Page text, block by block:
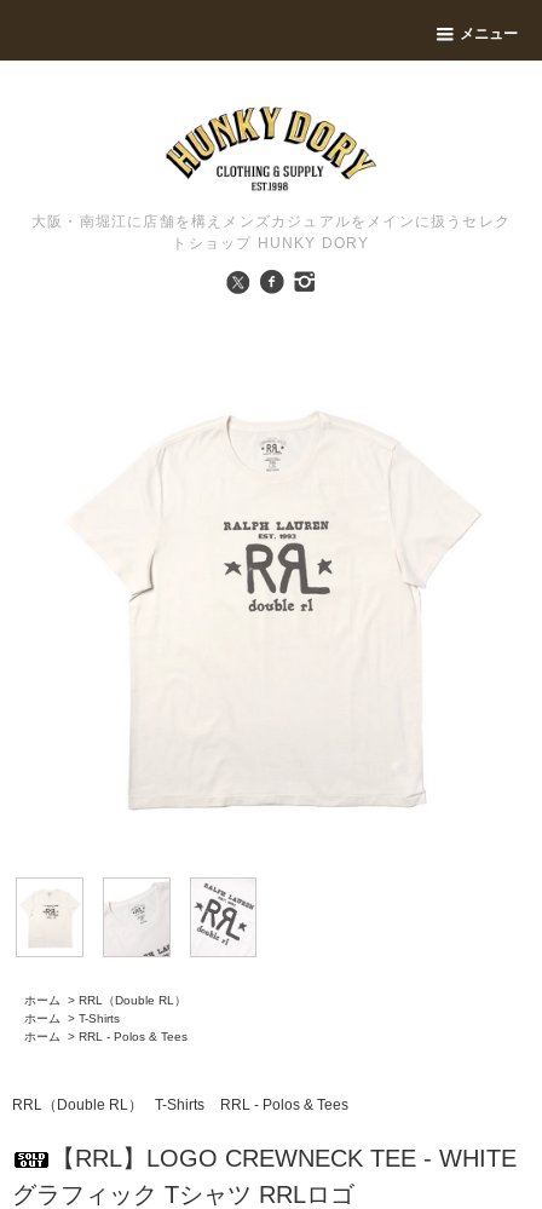
メニュー
大阪・南堀江に店舗を構えメンズカジュアルをメインに扱うセレク
トショップ HUNKY DORY
ホーム > RRL（Double RL）
ホーム
> T-Shirts
ホーム
> RRL - Polos & Tees
RRL（Double RL） T-Shirts RRL - Polos & Tees
【RRL】LOGO CREWNECK TEE - WHITE
グラフィック Tシャツ RRLロゴ